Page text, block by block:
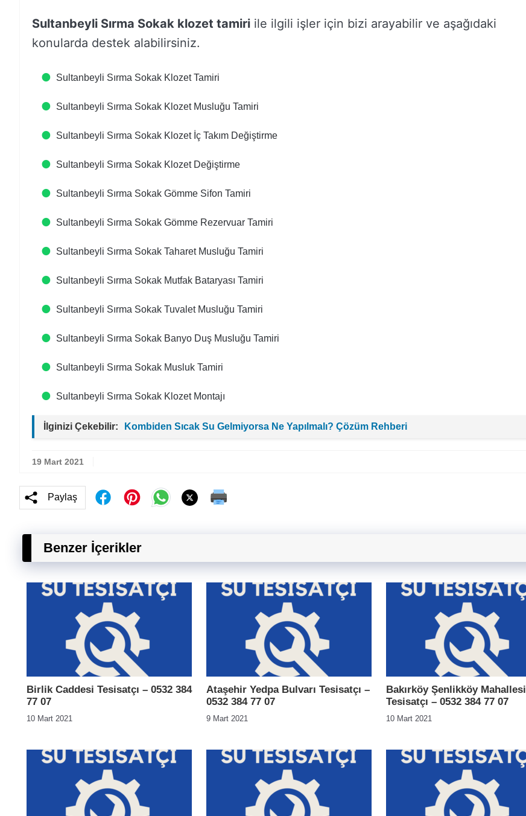
Sultanbeyli Sırma Sokak klozet tamiri ile ilgili işler için bizi arayabilir ve aşağıdaki
konularda destek alabilirsiniz.
Sultanbeyli Sırma Sokak Klozet Tamiri
Sultanbeyli Sırma Sokak Klozet Musluğu Tamiri
Sultanbeyli Sırma Sokak Klozet İç Takım Değiştirme
Sultanbeyli Sırma Sokak Klozet Değiştirme
Sultanbeyli Sırma Sokak Gömme Sifon Tamiri
Sultanbeyli Sırma Sokak Gömme Rezervuar Tamiri
Sultanbeyli Sırma Sokak Taharet Musluğu Tamiri
Sultanbeyli Sırma Sokak Mutfak Bataryası Tamiri
Sultanbeyli Sırma Sokak Tuvalet Musluğu Tamiri
Sultanbeyli Sırma Sokak Banyo Duş Musluğu Tamiri
Sultanbeyli Sırma Sokak Musluk Tamiri
Sultanbeyli Sırma Sokak Klozet Montajı
İlginizi Çekebilir: Kombiden Sıcak Su Gelmiyorsa Ne Yapılmalı? Çözüm Rehberi
19 Mart 2021
Paylaş
Benzer İçerikler
Birlik Caddesi Tesisatçı – 0532 384
77 07
10 Mart 2021
Ataşehir Yedpa Bulvarı Tesisatçı –
0532 384 77 07
9 Mart 2021
Bakırköy Şenlikköy Mahallesi
Tesisatçı – 0532 384 77 07
10 Mart 2021